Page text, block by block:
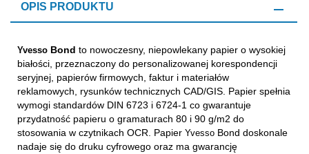
OPIS PRODUKTU
Yvesso Bond to nowoczesny, niepowlekany papier o wysokiej
białości, przeznaczony do personalizowanej korespondencji
seryjnej, papierów firmowych, faktur i materiałów
reklamowych, rysunków technicznych CAD/GIS. Papier spełnia
wymogi standardów DIN 6723 i 6724-1 co gwarantuje
przydatność papieru o gramaturach 80 i 90 g/m2 do
stosowania w czytnikach OCR. Papier Yvesso Bond doskonale
nadaje się do druku cyfrowego oraz ma gwarancję